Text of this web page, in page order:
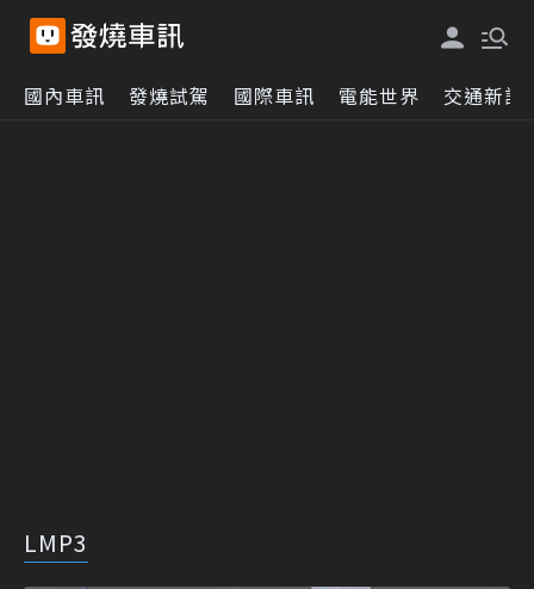
國內車訊 發燒試駕 國際車訊 電能世界 交通新訊
LMP3